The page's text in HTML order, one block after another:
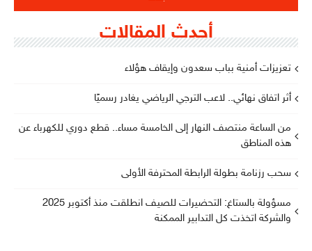
أحدث المقالات
تعزيزات أمنية بباب سعدون وإيقاف هؤلاء
أثر اتفاق نهائي.. لاعب الترجي الرياضي يغادر رسميًا
من الساعة منتصف النهار إلى الخامسة مساء.. قطع دوري للكهرباء عن
هذه المناطق
سحب رزنامة بطولة الرابطة المحترفة الأولى
مسؤولة بالستاغ: التحضيرات للصيف انطلقت منذ أكتوبر 2025
والشركة اتخذت كل التدابير الممكنة